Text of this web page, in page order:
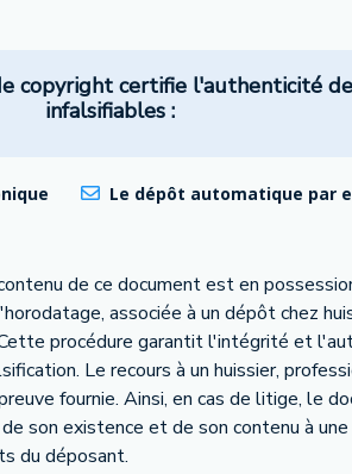
copyright certifie l'authenticité
infalsifiables :
Le dépôt automatique par
de ce document est en
associée à un dépôt chez
procédure garantit l'intégrité et
Le recours à un huissier,
fournie. Ainsi, en cas de litige, le
son existence et de son contenu à
du déposant.